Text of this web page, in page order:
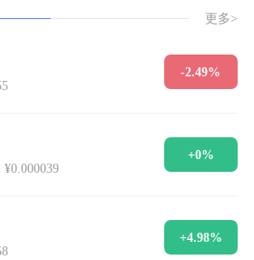
更多>
-2.49%
¥0.000039
+0%
+4.98%